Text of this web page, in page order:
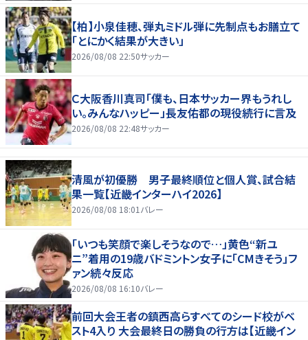
【柏】小泉佳穂、弾丸ミドル弾に先制点もお膳立て
「とにかく結果が大きい」
2026/08/08 22:50サッカー
Ｃ大阪香川真司「僕も、日本サッカー界もうれし
い。みんなハッピー」長友佑都の現役続行に言及
2026/08/08 22:48サッカー
清風が初優勝 男子最終順位と個人賞、試合結
果一覧【近畿インターハイ2026】
2026/08/08 18:01 バレー
「いつも笑顔で楽しそうなので…」黄色“新ユ
ニ”着用の19歳バドミントン女子に「CMきそう」フ
ァン続々反応
2026/08/08 16:10バレー
前回大会王者の鎮西高らすべてのシード校がベ
スト4入り 大会最終日の勝負の行方は【近畿イン